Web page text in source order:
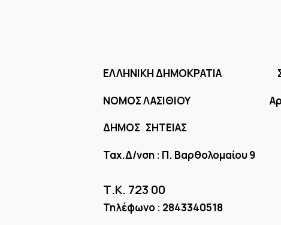
ΕΛΛΗΝΙΚΗ ΔΗΜΟΚΡΑΤΙΑ
ΝΟΜΟΣ ΛΑΣΙΘΙΟΥ
ΔΗΜΟΣ ΣΗΤΕΙΑΣ
Ταχ.Δ/νση : Π. Βαρθολομαίου 9
Τ.Κ. 723 00
Τηλέφωνο : 2843340518